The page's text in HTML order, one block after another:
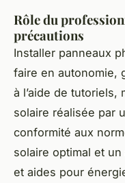
Rôle du
précautions
Installer panneaux
faire en autonomie,
à l’aide de tutoriels,
solaire réalisée par
conformité aux
solaire optimal et
et aides pour